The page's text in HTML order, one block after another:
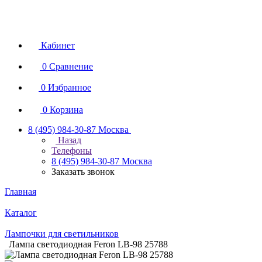
Кабинет
0 Сравнение
0 Избранное
0 Корзина
8 (495) 984-30-87 Москва
Назад
Телефоны
8 (495) 984-30-87 Москва
Заказать звонок
Главная
Каталог
Лампочки для светильников
Лампа светодиодная Feron LB-98 25788